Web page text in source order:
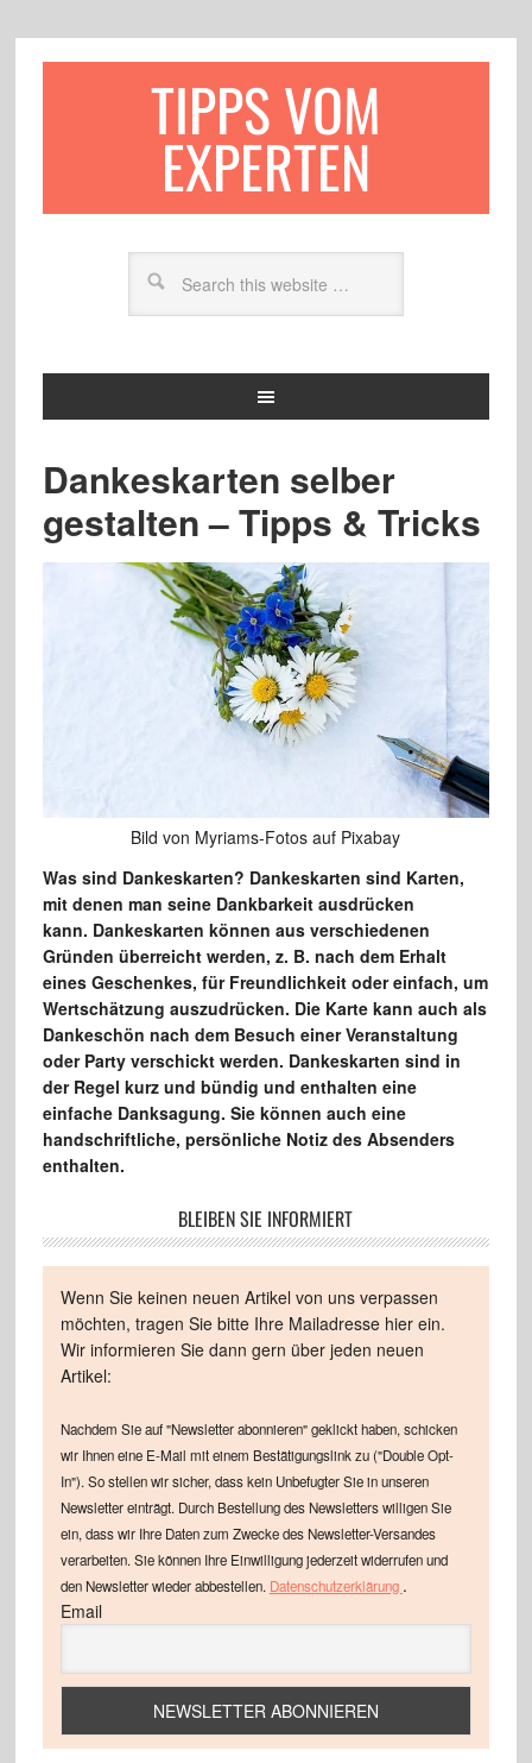
TIPPS VOM
EXPERTEN
Dankeskarten selber
gestalten – Tipps & Tricks
Bild von Myriams-Fotos auf Pixabay
Was sind Dankeskarten? Dankeskarten sind Karten,
mit denen man seine Dankbarkeit ausdrücken
kann. Dankeskarten können aus verschiedenen
Gründen überreicht werden, z. B. nach dem Erhalt
eines Geschenkes, für Freundlichkeit oder einfach, um
Wertschätzung auszudrücken. Die Karte kann auch als
Dankeschön nach dem Besuch einer Veranstaltung
oder Party verschickt werden. Dankeskarten sind in
der Regel kurz und bündig und enthalten eine
einfache Danksagung. Sie können auch eine
handschriftliche, persönliche Notiz des Absenders
enthalten.
BLEIBEN SIE INFORMIERT
Wenn Sie keinen neuen Artikel von uns verpassen
möchten, tragen Sie bitte Ihre Mailadresse hier ein.
Wir informieren Sie dann gern über jeden neuen
Artikel:
Nachdem Sie auf "Newsletter abonnieren" geklickt haben, schicken
wir Ihnen eine E-Mail mit einem Bestätigungslink zu ("Double Opt-
In"). So stellen wir sicher, dass kein Unbefugter Sie in unseren
Newsletter einträgt. Durch Bestellung des Newsletters willigen Sie
ein, dass wir Ihre Daten zum Zwecke des Newsletter-Versandes
verarbeiten. Sie können Ihre Einwilligung jederzeit widerrufen und
den Newsletter wieder abbestellen. Datenschutzerklärung .
Email